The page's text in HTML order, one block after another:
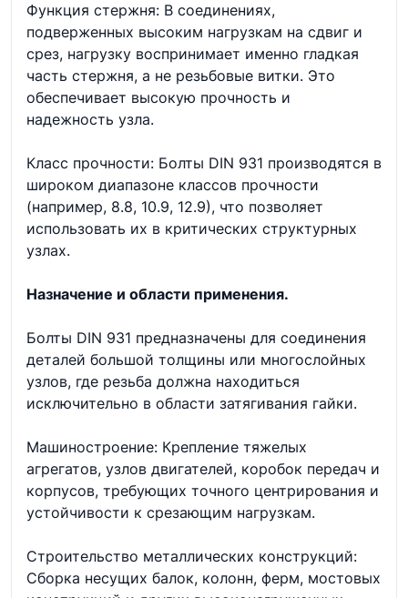
Функция стержня: В соединениях,
подверженных высоким нагрузкам на сдвиг и
срез, нагрузку воспринимает именно гладкая
часть стержня, а не резьбовые витки. Это
обеспечивает высокую прочность и
надежность узла.
Класс прочности: Болты DIN 931 производятся в
широком диапазоне классов прочности
(например, 8.8, 10.9, 12.9), что позволяет
использовать их в критических структурных
узлах.
Назначение и области применения.
Болты DIN 931 предназначены для соединения
деталей большой толщины или многослойных
узлов, где резьба должна находиться
исключительно в области затягивания гайки.
Машиностроение: Крепление тяжелых
агрегатов, узлов двигателей, коробок передач и
корпусов, требующих точного центрирования и
устойчивости к срезающим нагрузкам.
Строительство металлических конструкций:
Сборка несущих балок, колонн, ферм, мостовых